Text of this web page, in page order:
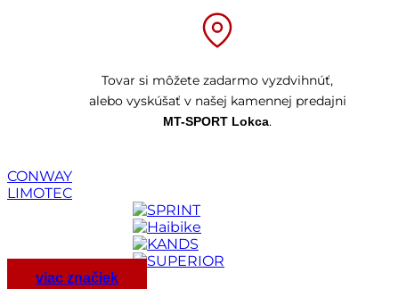
Tovar si môžete zadarmo vyzdvihnúť,
alebo vyskúšať v našej kamennej predajni
MT-SPORT Lokca.
CONWAY
LIMOTEC
viac značiek